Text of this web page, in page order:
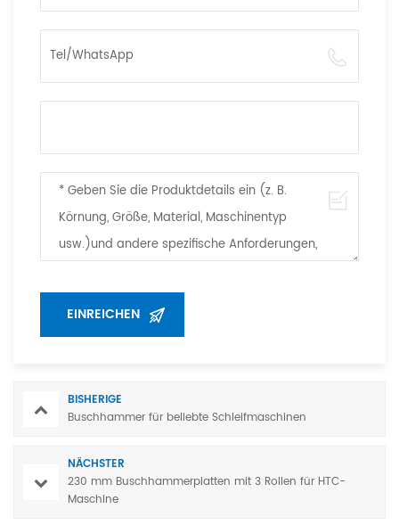
BISHERIGE
Buschhammer für beliebte Schleifmaschinen
NÄCHSTER
230 mm Buschhammerplatten mit 3 Rollen für HTC-
Maschine